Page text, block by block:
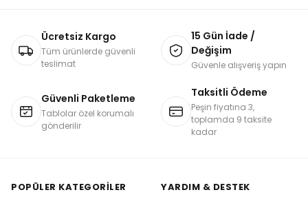
Ücretsiz Kargo
Tüm ürünlerde güvenli
teslimat
15 Gün İade /
Değişim
Güvenle alışveriş yapın
Güvenli Paketleme
Tablolar özel korumalı
gönderilir
Taksitli Ödeme
Peşin fiyatına 3,
toplamda 9 taksite
kadar
POPÜLER KATEGORILER
YARDIM & DESTEK